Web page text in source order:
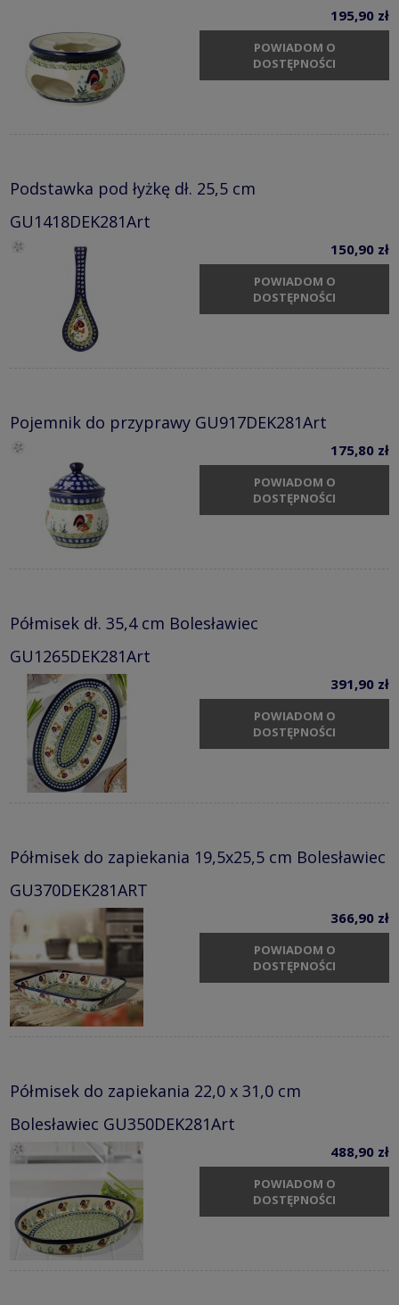
195,90 zł
POWIADOM O
DOSTĘPNOŚCI
Podstawka pod łyżkę dł. 25,5 cm
GU1418DEK281Art
150,90 zł
POWIADOM O
DOSTĘPNOŚCI
Pojemnik do przyprawy GU917DEK281Art
175,80 zł
POWIADOM O
DOSTĘPNOŚCI
Półmisek dł. 35,4 cm Bolesławiec
GU1265DEK281Art
391,90 zł
POWIADOM O
DOSTĘPNOŚCI
Półmisek do zapiekania 19,5x25,5 cm Bolesławiec
GU370DEK281ART
366,90 zł
POWIADOM O
DOSTĘPNOŚCI
Półmisek do zapiekania 22,0 x 31,0 cm
Bolesławiec GU350DEK281Art
488,90 zł
POWIADOM O
DOSTĘPNOŚCI